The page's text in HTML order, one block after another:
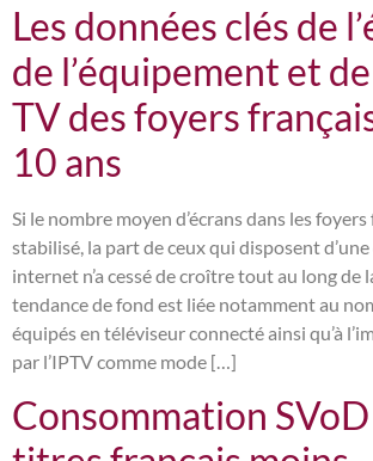
Les données clés de
de l’équipement et de
TV des foyers
10 ans
Si le nombre moyen d’écrans dans les foyers
stabilisé, la part de ceux qui disposent
internet n’a cessé de croître tout au long de
tendance de fond est liée notamment au
équipés en téléviseur connecté ainsi qu’à
par l’IPTV comme mode […]
Consommation SVoD